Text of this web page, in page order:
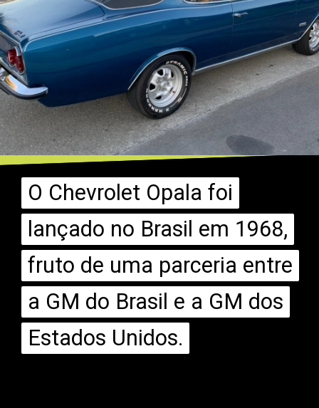
O Chevrolet Opala foi
lançado no Brasil em 1968,
fruto de uma parceria entre
a GM do Brasil e a GM dos
Estados Unidos.
O Chevrolet Opala foi
lançado no Brasil em 1968,
fruto de uma parceria entre
a GM do Brasil e a GM dos
Estados Unidos.